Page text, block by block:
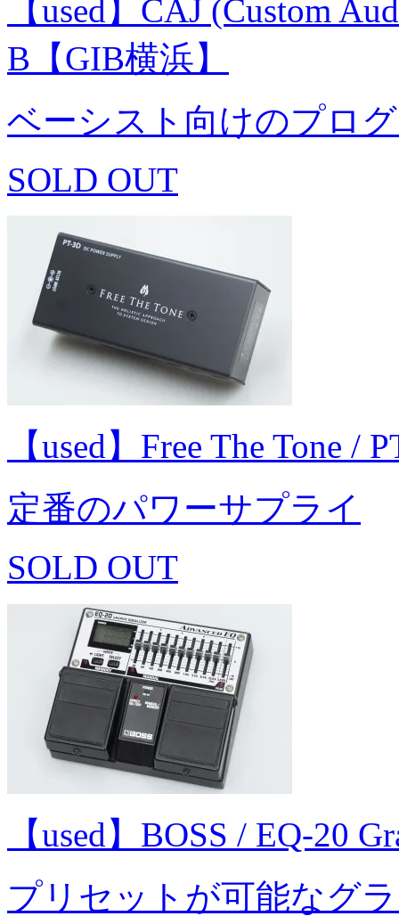
【used】CAJ (Custom
B【GIB横浜】
ベーシスト向けのプロ
SOLD OUT
【used】Free The Tone /
定番のパワーサプライ
SOLD OUT
【used】BOSS / EQ-20
プリセットが可能なグ